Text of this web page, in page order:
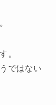
。
ではない